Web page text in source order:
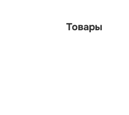
Товары